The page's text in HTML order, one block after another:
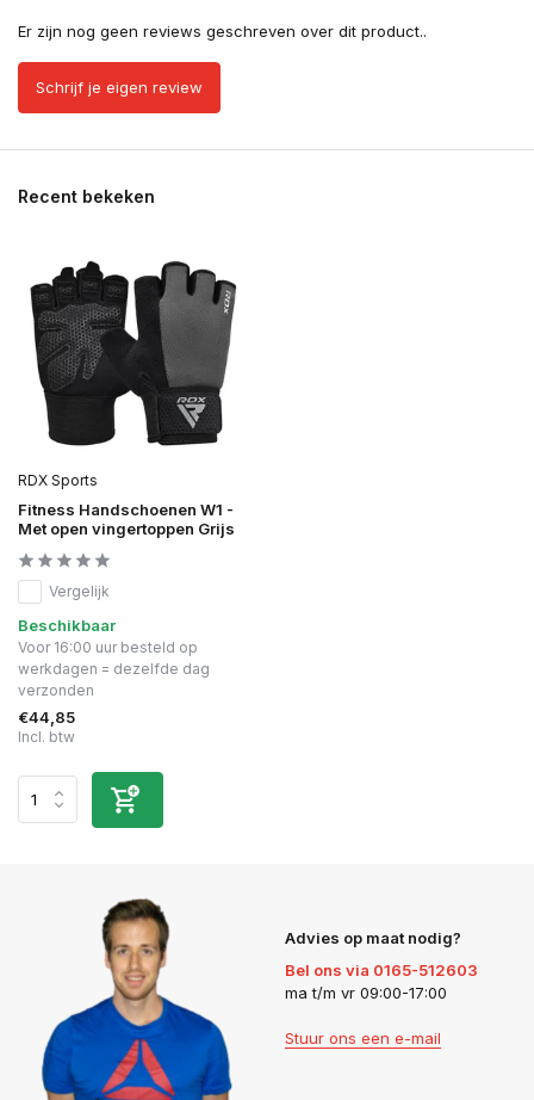
Er zijn nog geen reviews geschreven over dit product..
Schrijf je eigen review
Recent bekeken
RDX Sports
Fitness Handschoenen W1 -
Met open vingertoppen Grijs
Vergelijk
Beschikbaar
Voor 16:00 uur besteld op
werkdagen = dezelfde dag
verzonden
€44,85
Incl. btw
Advies op maat nodig?
Bel ons via 0165-512603
ma t/m vr 09:00-17:00
Stuur ons een e-mail